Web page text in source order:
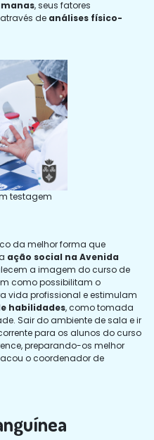
, seus fatores
de análises físico-
testagem
da melhor forma que
ação social na Avenida
a imagem do curso de
como possibilitam o
vida profissional e estimulam
habilidades, como tomada
Sair do ambiente de sala e ir
para os alunos do curso
preparando-os melhor
o coordenador de